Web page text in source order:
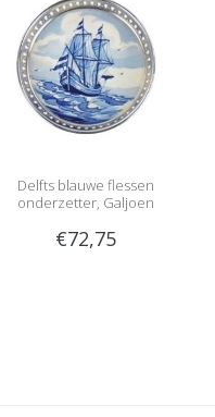
Delfts blauwe flessen
onderzetter, Galjoen
€72,75